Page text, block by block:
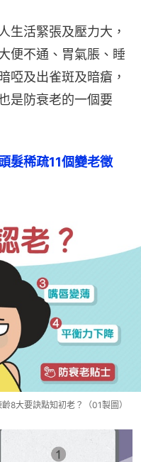
生活緊張及壓力大，
便不通、胃氣脹、睡
啞及出雀斑及暗瘡，
是防衰老的一個要
髮稀疏11個變老徵
8大要訣點知初老？（01製圖）